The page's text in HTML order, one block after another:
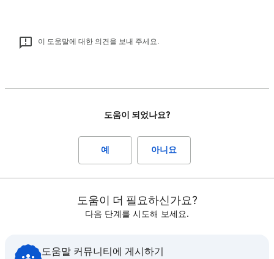
이 도움말에 대한 의견을 보내 주세요.
도움이 되었나요?
예 아니요
도움이 더 필요하신가요?
다음 단계를 시도해 보세요.
도움말 커뮤니티에 게시하기